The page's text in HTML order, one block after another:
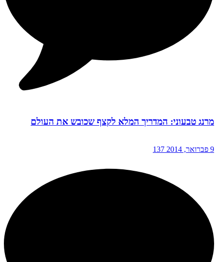
מרנג טבעוני: המדריך המלא לקצף שכובש את העולם
9 פברואר, 2014 137